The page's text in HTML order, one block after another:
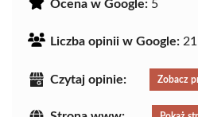
Ocena w Google: 5
Liczba opinii w Google: 21
Czytaj opinie: Zobacz